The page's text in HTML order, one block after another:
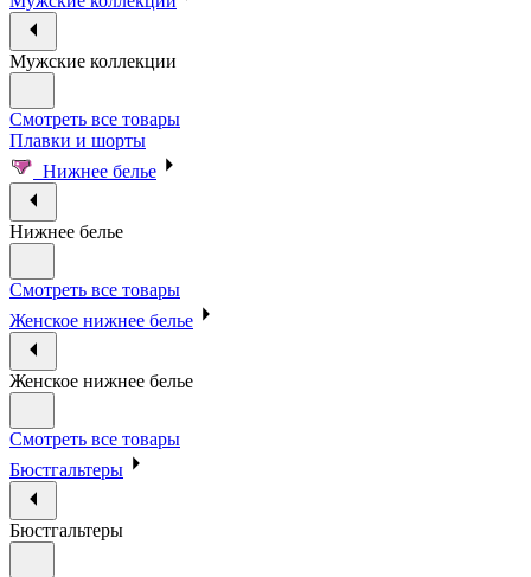
Мужские коллекции
Смотреть все товары
Плавки и шорты
Нижнее белье
Нижнее белье
Смотреть все товары
Женское нижнее белье
Женское нижнее белье
Смотреть все товары
Бюстгальтеры
Бюстгальтеры